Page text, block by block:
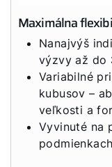
Maximálna
Nanajvýš
výzvy až do
Variabilné
kubusov –
veľkosti a
Vyvinuté na
podmienkach